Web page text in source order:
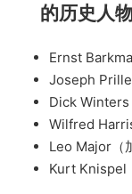
的历史人
Ernst
Joseph
Dick Winters
Wilfred
Leo Major（
Kurt Knispel